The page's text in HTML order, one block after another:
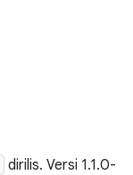
dirilis. Versi 1.1.0-